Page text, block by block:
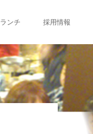
ランチ 採用情報